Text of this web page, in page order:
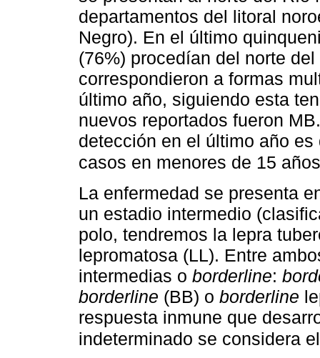
departamentos del litoral
Negro). En el último
(76%) procedían del norte
correspondieron a formas
último año, siguiendo esta
nuevos reportados fueron
detección en el último año
casos en menores de 15 años
La enfermedad se presenta
un estadio intermedio
polo, tendremos la lepra
lepromatosa (LL). Entre
intermedias o borderline:
borderline (BB) o borderline
respuesta inmune que
indeterminado se considera